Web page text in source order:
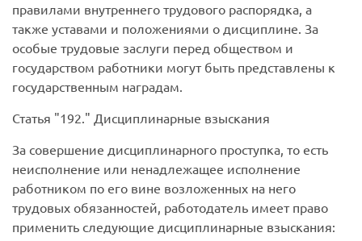
правилами внутреннего трудового распорядка, а
также уставами и положениями о дисциплине. За
особые трудовые заслуги перед обществом и
государством работники могут быть представлены к
государственным наградам.
Статья
192.
Дисциплинарные взыскания
За совершение дисциплинарного проступка, то есть
неисполнение или ненадлежащее исполнение
работником по его вине возложенных на него
трудовых обязанностей, работодатель имеет право
применить следующие дисциплинарные взыскания: